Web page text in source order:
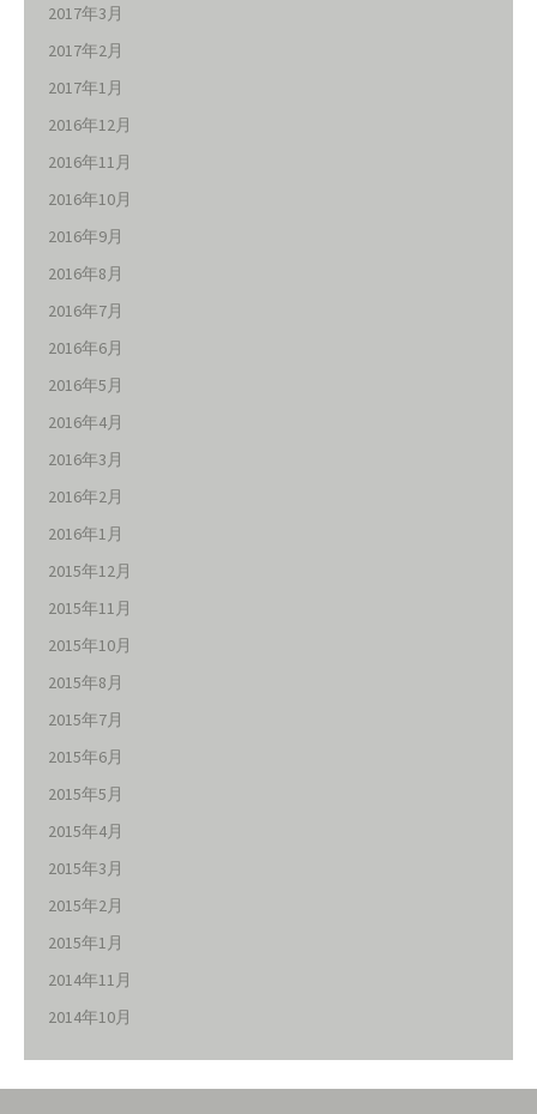
2017年3月
2017年2月
2017年1月
2016年12月
2016年11月
2016年10月
2016年9月
2016年8月
2016年7月
2016年6月
2016年5月
2016年4月
2016年3月
2016年2月
2016年1月
2015年12月
2015年11月
2015年10月
2015年8月
2015年7月
2015年6月
2015年5月
2015年4月
2015年3月
2015年2月
2015年1月
2014年11月
2014年10月